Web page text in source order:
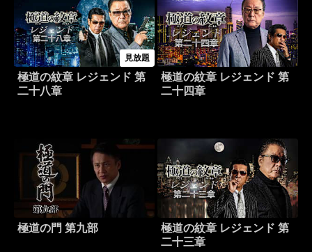
見放題
極道の紋章 レジェンド 第
二十八章
極道の紋章 レジェンド 第
二十四章
極道の門 第九部
極道の紋章 レジェンド 第
二十三章